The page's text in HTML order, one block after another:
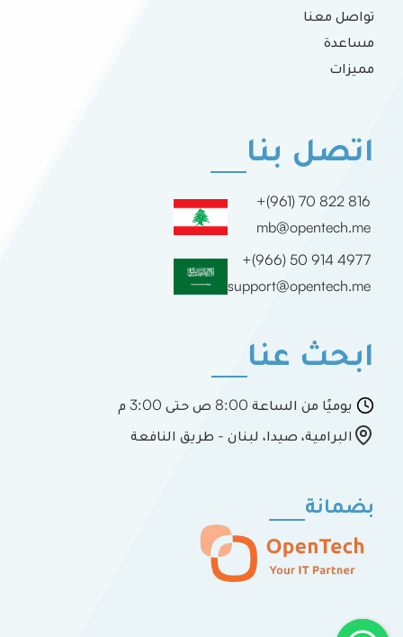
تواصل معنا
مساعدة
مميزات
اتصل بنا
+(961) 70 822 816
mb@opentech.me
+(966) 50 914 4977
support@opentech.me
ابحث عنا
يوميًا من الساعة 8:00 ص حتى 3:00 م
البرامية، صيدا، لبنان - طريق النافعة
بضمانة